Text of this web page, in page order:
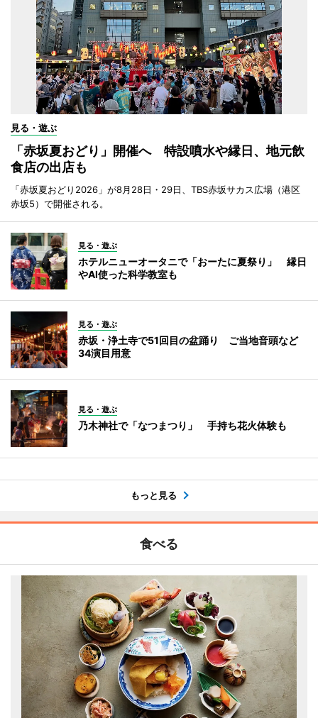
見る・遊ぶ
「赤坂夏おどり」開催へ 特設噴水や縁日、地元飲
食店の出店も
「赤坂夏おどり2026」が8月28日・29日、TBS赤坂サカス広場（港区
赤坂5）で開催される。
見る・遊ぶ
ホテルニューオータニで「おーたに夏祭り」 縁日
やAI使った科学教室も
見る・遊ぶ
赤坂・浄土寺で51回目の盆踊り ご当地音頭など
34演目用意
見る・遊ぶ
乃木神社で「なつまつり」 手持ち花火体験も
もっと見る
食べる